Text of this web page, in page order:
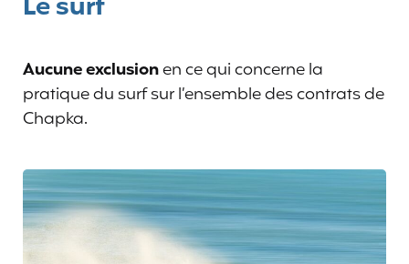
Aucune exclusionen ce qui concerne la
pratique du surf sur l’ensemble des contrats de
Chapka.